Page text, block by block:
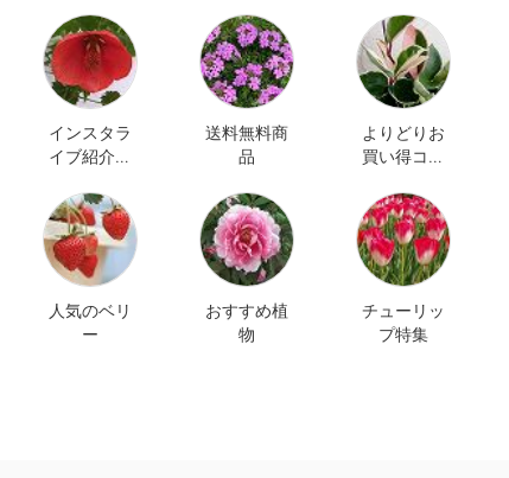
インスタラ
イブ紹介商
送料無料商
品
よりどりお
買い得コー
人気のベリ
ー
おすすめ植
物
チューリッ
プ特集